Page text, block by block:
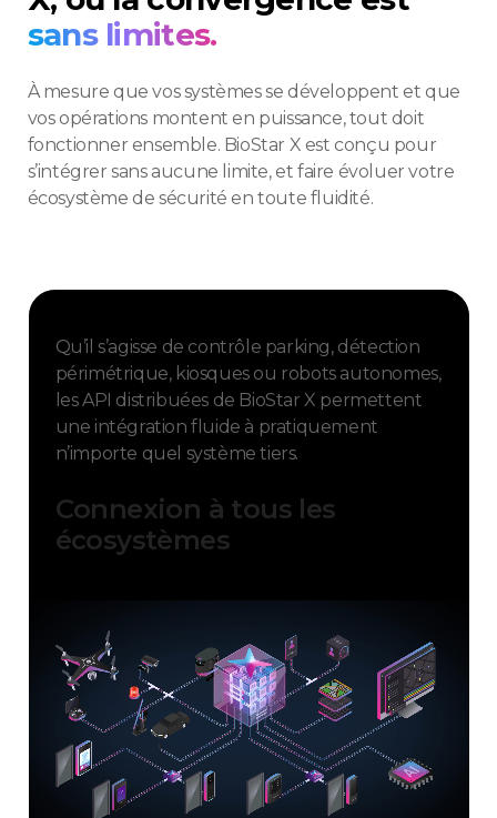
sans limites.
À mesure que vos systèmes se développent et que
vos opérations montent en puissance, tout doit
fonctionner ensemble. BioStar X est conçu pour
s’intégrer sans aucune limite, et faire évoluer votre
écosystème de sécurité en toute fluidité.
Qu’il s’agisse de contrôle parking, détection
périmétrique, kiosques ou robots autonomes,
les API distribuées de BioStar X permettent
une intégration fluide à pratiquement
n’importe quel système tiers.
Connexion à tous les
écosystèmes